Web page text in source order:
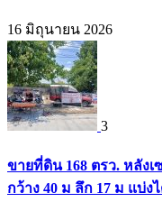
16 มิถุนายน 2026
3
ขายที่ดิน 168 ตรว. หลังเ
กว้าง 40 ม ลึก 17 ม แบ่ง